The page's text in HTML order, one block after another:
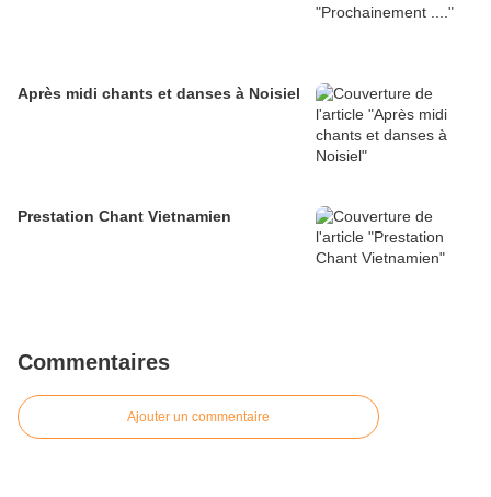
Après midi chants et danses à Noisiel
Prestation Chant Vietnamien
Commentaires
Ajouter un commentaire